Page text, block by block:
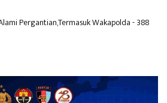
Pergantian,Termasuk Wakapolda- 388